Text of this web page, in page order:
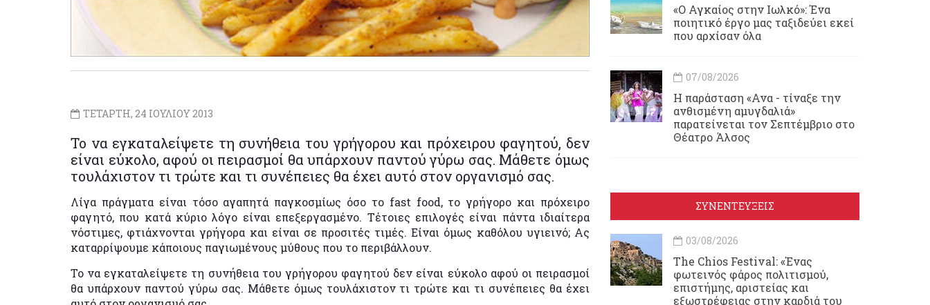
ΤΕΤΑΡΤΗ, 24 ΙΟΥΛΙΟΥ 2013
Το να εγκαταλείψετε τη συνήθεια του γρήγορου και πρόχειρου φαγητού, δεν
είναι εύκολο, αφού οι πειρασμοί θα υπάρχουν παντού γύρω σας. Μάθετε όμως
τουλάχιστον τι τρώτε και τι συνέπειες θα έχει αυτό στον οργανισμό σας.
Λίγα πράγματα είναι τόσο αγαπητά παγκοσμίως όσο το fast food, το γρήγορο και πρόχειρο
φαγητό, που κατά κύριο λόγο είναι επεξεργασμένο. Τέτοιες επιλογές είναι πάντα ιδιαίτερα
νόστιμες, φτιάχνονται γρήγορα και είναι σε προσιτές τιμές. Είναι όμως καθόλου υγιεινό; Ας
καταρρίψουμε κάποιους παγιωμένους μύθους που το περιβάλλουν.
Το να εγκαταλείψετε τη συνήθεια του γρήγορου φαγητού δεν είναι εύκολο αφού οι πειρασμοί
θα υπάρχουν παντού γύρω σας. Μάθετε όμως τουλάχιστον τι τρώτε και τι συνέπειες θα έχει
«Ο Αγκαίος στην Ιωλκό»: Ένα
ποιητικό έργο μας ταξιδεύει εκεί
που αρχίσαν όλα
07/08/2026
Η παράσταση «Ανα - τίναξε την
ανθισμένη αμυγδαλιά»
παρατείνεται τον Σεπτέμβριο στο
Θέατρο Άλσος
ΣΥΝΕΝΤΕΥΞΕΙΣ
03/08/2026
Τhe Chios Festival: «Ένας
φωτεινός φάρος πολιτισμού,
επιστήμης, αριστείας και
εξωστρέφειας στην καρδιά του